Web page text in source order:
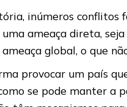
inúmeros
ameaça direta,
global, o que
provocar um país
se pode manter a